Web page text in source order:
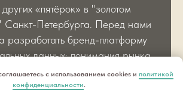
других «пятёрок» в "золотом
Санкт-Петербурга. Перед нами
разработать бренд-платформу
данных: понимания рынка,
среды и, главное, живого
его гостями.
с использованием cookies и политикой
конфиденциальности.